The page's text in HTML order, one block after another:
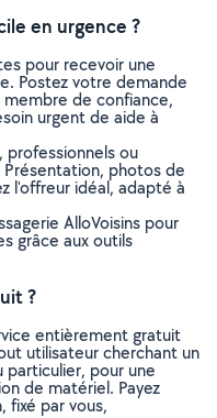
en urgence ?
pour recevoir une
Postez votre demande
de confiance,
urgent de aide à
professionnels ou
photos de
l'offreur idéal, adapté à
AlloVoisins pour
grâce aux outils
?
entièrement gratuit
utilisateur cherchant un
particulier, pour une
de matériel. Payez
fixé par vous,